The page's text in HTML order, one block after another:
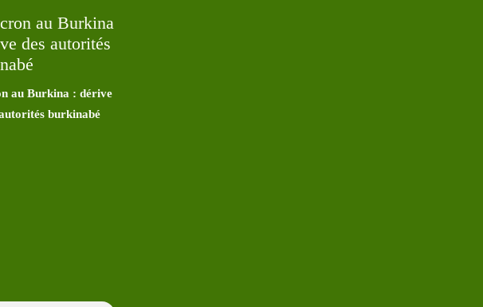
au Burkina : dérive
burkinabé